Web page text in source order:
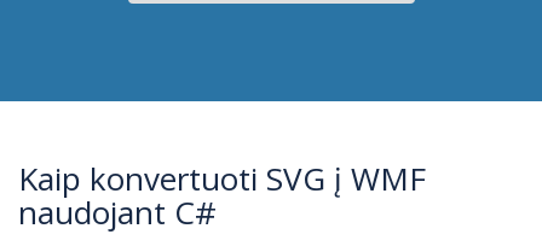
Kaip konvertuoti SVG į WMF
naudojant C#